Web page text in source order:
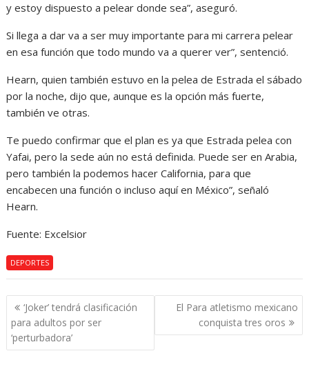
y estoy dispuesto a pelear donde sea”, aseguró.
Si llega a dar va a ser muy importante para mi carrera pelear
en esa función que todo mundo va a querer ver”, sentenció.
Hearn, quien también estuvo en la pelea de Estrada el sábado
por la noche, dijo que, aunque es la opción más fuerte,
también ve otras.
Te puedo confirmar que el plan es ya que Estrada pelea con
Yafai, pero la sede aún no está definida. Puede ser en Arabia,
pero también la podemos hacer California, para que
encabecen una función o incluso aquí en México”, señaló
Hearn.
Fuente: Excelsior
DEPORTES
Navegación
de
entradas
‘Joker’ tendrá clasificación
para adultos por ser
‘perturbadora’
El Para atletismo mexicano
conquista tres oros